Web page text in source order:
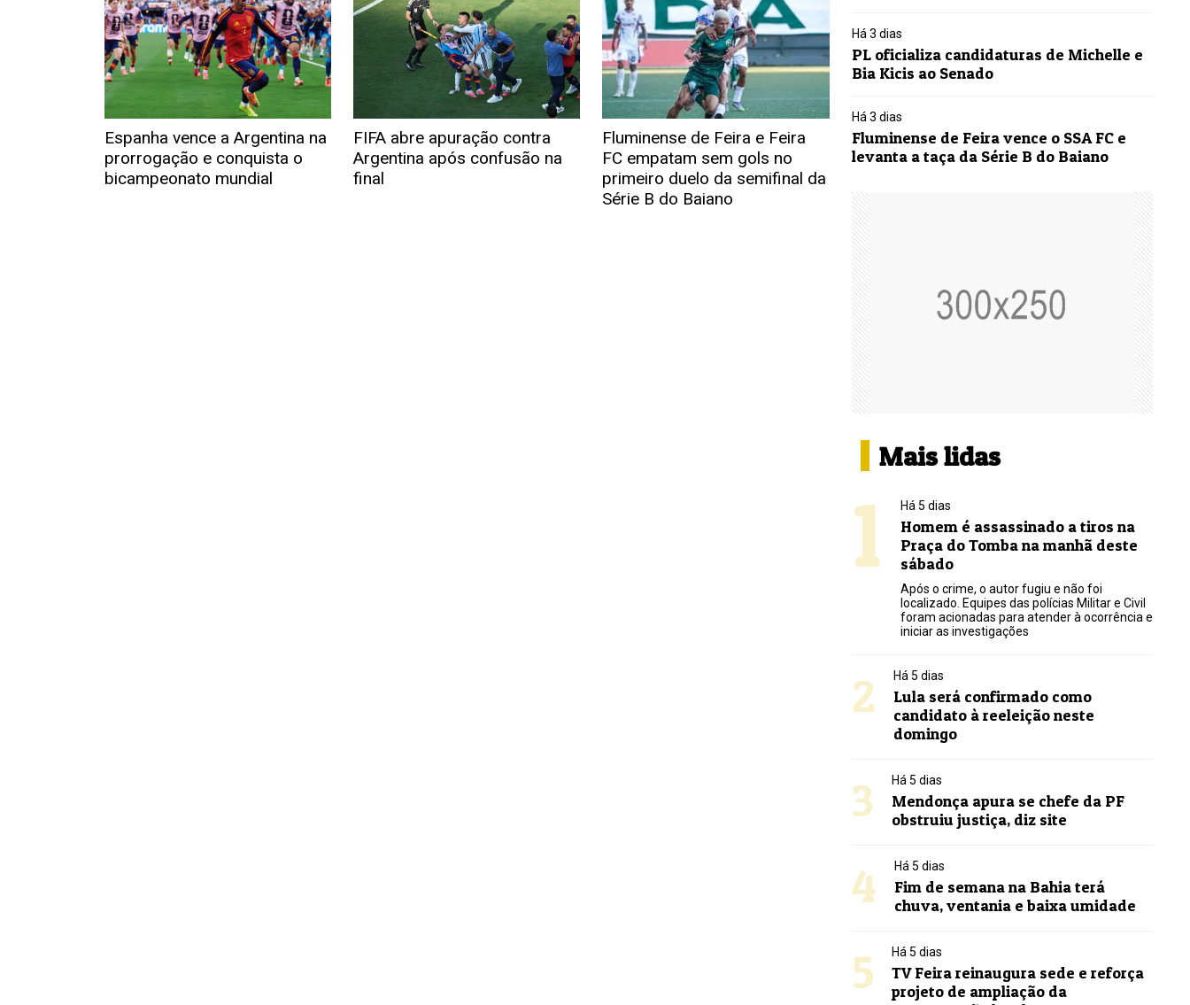
Espanha vence a Argentina na
prorrogação e conquista o
bicampeonato mundial
FIFA abre apuração contra
Argentina após confusão na
final
Fluminense de Feira e Feira
FC empatam sem gols no
primeiro duelo da semifinal da
Série B do Baiano
Há 3 dias
PL oficializa candidaturas de Michelle e
Bia Kicis ao Senado
Há 3 dias
Fluminense de Feira vence o SSA FC e
levanta a taça da Série B do Baiano
Mais lidas
1 Há 5 dias
Homem é assassinado a tiros na
Praça do Tomba na manhã deste
sábado
Após o crime, o autor fugiu e não foi
localizado. Equipes das polícias Militar e Civil
foram acionadas para atender à ocorrência e
iniciar as investigações
2 Há 5 dias
Lula será confirmado como
candidato à reeleição neste
domingo
3 Há 5 dias
Mendonça apura se chefe da PF
obstruiu justiça, diz site
4 Há 5 dias
Fim de semana na Bahia terá
chuva, ventania e baixa umidade
5 Há 5 dias
TV Feira reinaugura sede e reforça
projeto de ampliação da